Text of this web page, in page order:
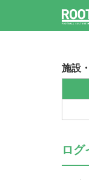
施設
ログ